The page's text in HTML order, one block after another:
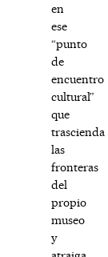
en
ese
“punto
de
encuentro
cultural”
que
trascienda
las
fronteras
del
propio
museo
y